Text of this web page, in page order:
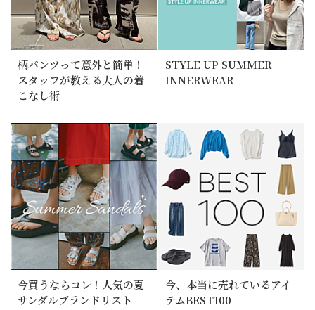
柄パンツって意外と簡単！
スタッフが教える大人の着
こなし術
STYLE UP SUMMER
INNERWEAR
今買うならコレ！人気の夏
サンダルブランドリスト
今、本当に売れているアイ
テムBEST100